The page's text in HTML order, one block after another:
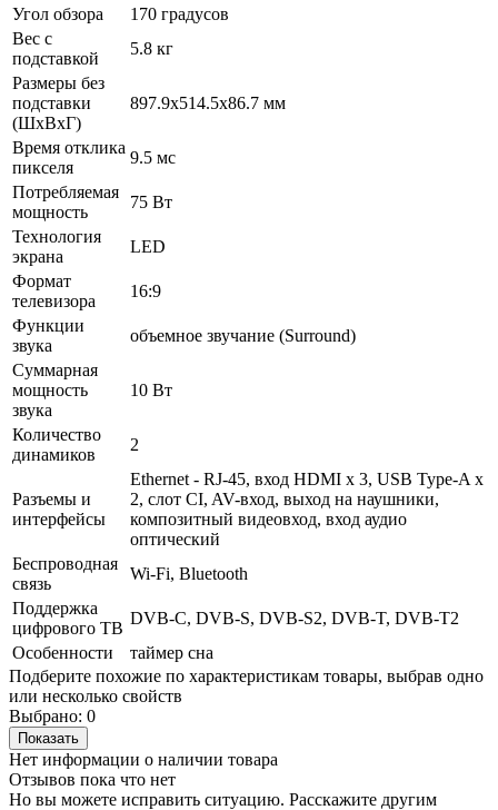
Угол обзора
170 градусов
Вес с
подставкой
5.8 кг
Размеры без
подставки
(ШxВxГ)
897.9x514.5x86.7 мм
Время отклика
пикселя
9.5 мс
Потребляемая
мощность
75 Вт
Технология
экрана
LED
Формат
телевизора
16:9
Функции
звука
объемное звучание (Surround)
Суммарная
мощность
звука
10 Вт
Количество
динамиков
2
Разъемы и
интерфейсы
Ethernet - RJ-45, вход HDMI x 3, USB Type-A x
2, слот CI, AV-вход, выход на наушники,
композитный видеовход, вход аудио
оптический
Беспроводная
связь
Wi-Fi, Bluetooth
Поддержка
цифрового ТВ
DVB-C, DVB-S, DVB-S2, DVB-T, DVB-T2
Особенности
таймер сна
Подберите похожие по характеристикам товары, выбрав одно
или несколько свойств
Выбрано: 0
Показать
Нет информации о наличии товара
Отзывов пока что нет
Но вы можете исправить ситуацию. Расскажите другим